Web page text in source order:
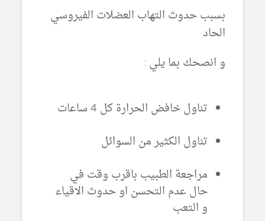
بسبب حدوث التهاب العضلات الفيروسي
الحاد
و انصحك بما يلي :
تناول خافض الحرارة كل 4 ساعات
تناول الكثير من السوائل
مراجعة الطبيب باقرب وقت في
حال عدم التحسن او حدوث الاقياء
و التعب